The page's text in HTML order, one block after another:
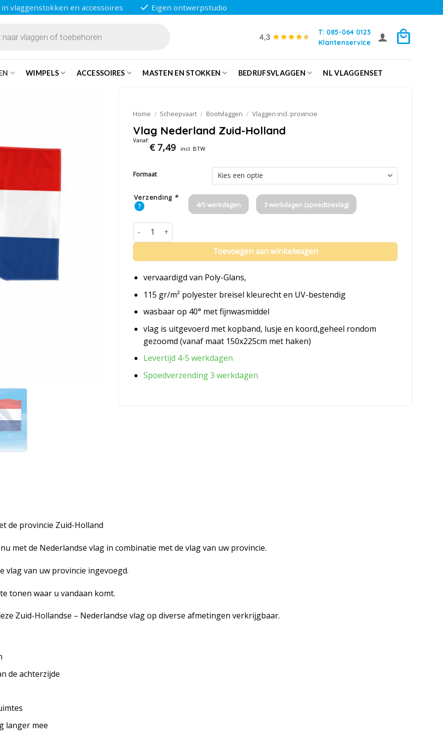
vlaggenstokken en accessoires Eigen ontwerpstudio
T: 085-064 0123
Klantenservice
WIMPELS ACCESSOIRES MASTEN EN STOKKEN BEDRIJFSVLAGGEN NL VLAGGENSET
Home / Scheepvaart / Bootvlaggen / Vlaggen incl. provincie
Vlag Nederland Zuid-Holland
Vanaf:
€7,49 incl. BTW
Formaat
Verzending *
? 4/5 werkdagen 3 werkdagen (spoedtoeslag)
Vlag Nederland Zuid-Holland aantal
Toevoegen aan winkelwagen
vervaardigd van Poly-Glans,
115 gr/m² polyester breisel kleurecht en UV-bestendig
wasbaar op 40° met fijnwasmiddel
vlag is uitgevoerd met kopband, lusje en koord,geheel rondom
gezoomd (vanaf maat 150x225cm met haken)
Levertijd 4-5 werkdagen
Spoedverzending 3 werkdagen
de provincie Zuid-Holland
met de Nederlandse vlag in combinatie met de vlag van uw provincie.
vlag van uw provincie ingevoegd.
tonen waar u vandaan komt.
Zuid-Hollandse – Nederlandse vlag op diverse afmetingen verkrijgbaar.
de achterzijde
langer mee